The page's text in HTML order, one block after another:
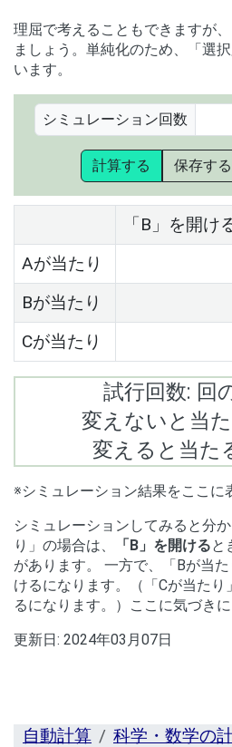
理屈で考えることもできますが
ましょう。単純化のため、「選
います。
シミュレーション回数
計算する 保存する
「B」を開け
Aが当たり
Bが当たり
Cが当たり
試行回数: 回
変えないと当
変えると当た
※シミュレーション結果をここに
シミュレーションしてみると分
り」の場合は、
「B」を開けると
があります。 一方で、「Bが当
けるになります。（「Cが当た
るになります。）ここに気づきに
更新日: 2024年03月07日
自動計算
科学・数学の